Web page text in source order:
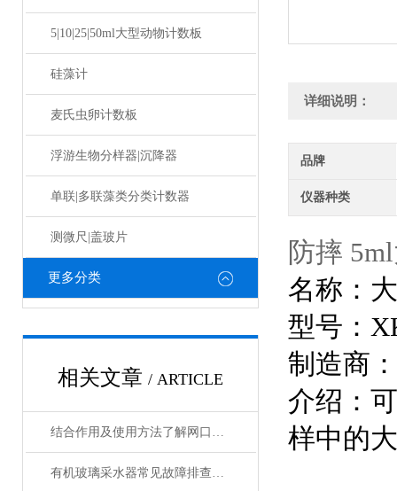
5|10|25|50ml大型动物计数板
硅藻计
麦氏虫卵计数板
浮游生物分样器|沉降器
单联|多联藻类分类计数器
测微尺|盖玻片
更多分类
相关文章 / ARTICLE
结合作用及使用方法了解网口流量计
有机玻璃采水器常见故障排查与密封性能检测方法
详细说明：
品牌
仪器种类
防摔
名称：
型号：
制造商
介绍：
样中的